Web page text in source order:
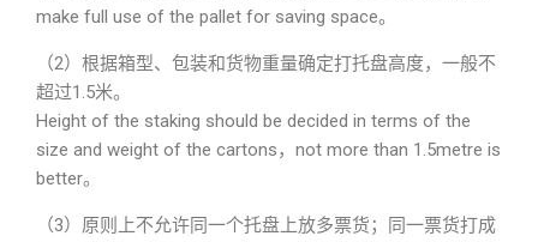
make full use of the pallet for saving space。
（2）根据箱型、包装和货物重量确定打托盘高度，一般不
超过1.5米。
Height of the staking should be decided in terms of the
size and weight of the cartons，not more than 1.5metre is
better。
（3）原则上不允许同一个托盘上放多票货；同一票货打成